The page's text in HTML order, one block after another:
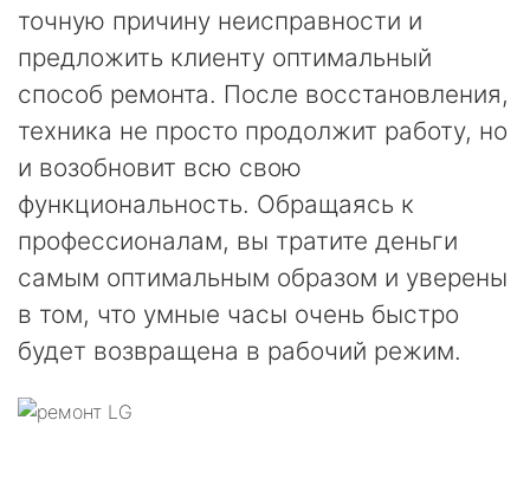
точную причину неисправности и
предложить клиенту оптимальный
способ ремонта. После восстановления,
техника не просто продолжит работу, но
и возобновит всю свою
функциональность. Обращаясь к
профессионалам, вы тратите деньги
самым оптимальным образом и уверены
в том, что умные часы очень быстро
будет возвращена в рабочий режим.